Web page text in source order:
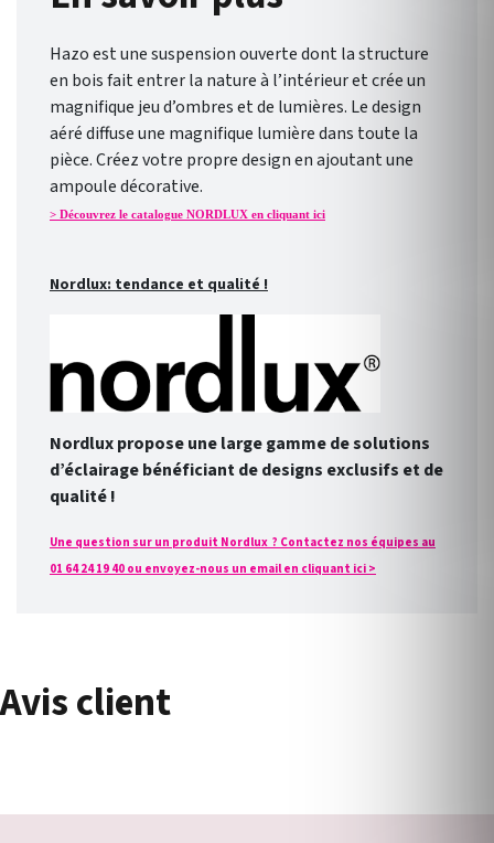
Hazo est une suspension ouverte dont la structure
en bois fait entrer la nature à l’intérieur et crée un
magnifique jeu d’ombres et de lumières. Le design
aéré diffuse une magnifique lumière dans toute la
pièce. Créez votre propre design en ajoutant une
ampoule décorative.
> Découvrez le catalogue NORDLUX en cliquant ici
Nordlux: tendance et qualité !
Nordlux propose une large gamme de solutions
d’éclairage bénéficiant de designs exclusifs et de
qualité !
Une question sur un produit Nordlux ? Contactez nos équipes au
01 64 24 19 40 ou envoyez-nous un email en cliquant ici >
Avis client